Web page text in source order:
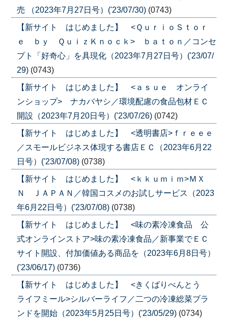
売 （2023年7月27日号）('23/07/30) (0743)
【新サイト はじめました】 <ＱｕｒｉｏＳｔｏｒ
ｅ ｂｙ ＱｕｉｚＫｎｏｃｋ> ｂａｔｏｎ／コンセ
プト「好奇心」を具現化（2023年7月27日号）('23/07/
29) (0743)
【新サイト はじめました】 <ａｓｕｅ オンライ
ンショップ> ナカバヤシ／環境配慮の食品包材ＥＣ
開設（2023年7月20日号）('23/07/26) (0742)
【新サイト はじめました】 <透明書店>ｆｒｅｅｅ
／スモールビジネス体現する書店ＥＣ（2023年6月22
日号）('23/07/08) (0738)
【新サイト はじめました】 <ｋｋｕｍｉｍ>ＭＸ
Ｎ ＪＡＰＡＮ／韓国コスメのお試しサービス（2023
年6月22日号）('23/07/08) (0738)
【新サイト はじめました】 <味の素冷凍食品 公
式オンラインストア>味の素冷凍食品／新事業でＥＣ
サイト開設、付加価値ある商品を（2023年6月8日号）
('23/06/17) (0736)
【新サイト はじめました】 <きくばりべんとう
ライフミール>シルバーライフ／二つの冷凍総菜ブラ
ンドを開始（2023年5月25日号）('23/05/29) (0734)